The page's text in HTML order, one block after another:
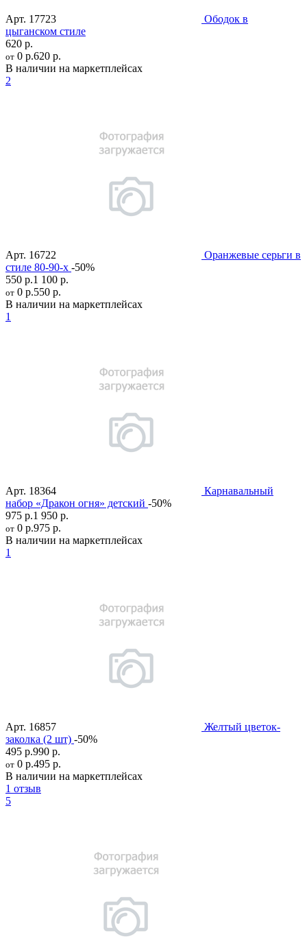
Арт. 17723
Ободок в
цыганском стиле
620 р.
от 0 р.620 р.
В наличии на маркетплейсах
2
Арт. 16722
Оранжевые серьги в
стиле 80-90-х -50%
550 р.1 100 р.
от 0 р.550 р.
В наличии на маркетплейсах
1
Арт. 18364
Карнавальный
набор «Дракон огня» детский -50%
975 р.1 950 р.
от 0 р.975 р.
В наличии на маркетплейсах
1
Арт. 16857
Желтый цветок-
заколка (2 шт) -50%
495 р.990 р.
от 0 р.495 р.
В наличии на маркетплейсах
1 отзыв
5